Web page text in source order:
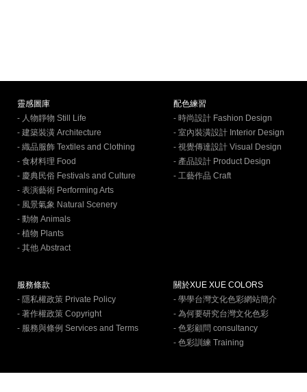
靈感圖庫
- 人物靜物 Still Life
- 建築裝潢 Architecture
- 織品服飾 Textiles and Clothing
- 食材料理 Food
- 慶典民俗 Festivals and Culture
- 表演藝術 Performing Arts
- 風景氣象 Natural Scenery
- 動物 Animals
- 植物 Plants
- 其他 Abstract
配色練習
- 時尚設計 Fashion Design
- 室內裝潢設計 Interior Design
- 視覺傳達設計 Visual Design
- 產品設計 Product Design
- 工藝作品 Craft
服務條款
- 隱私權政策 Private Policy
- 著作權政策 Copyright
- 服務與條例 Services and Terms
關於XUE XUE COLORS
- 學學台灣文化色彩網站簡介
- 為何要研究台灣文化色彩
- 色彩顧問 consultancy
- 色彩訓練 Training